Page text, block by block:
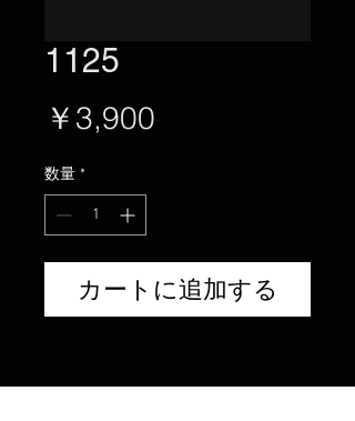
1125
￥3,900
数量 *
カートに追加する